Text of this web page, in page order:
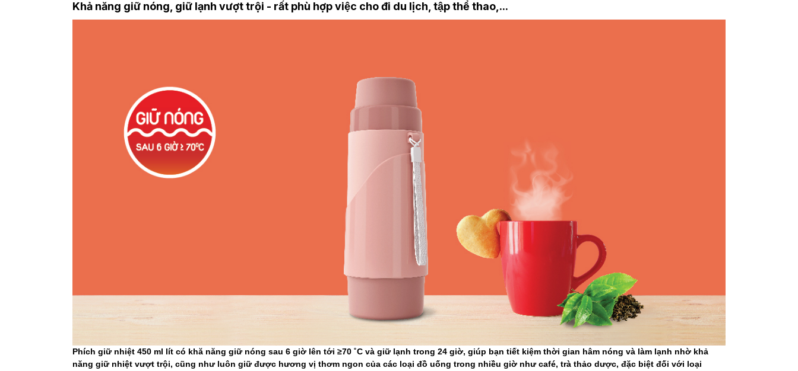
Khả năng giữ nóng, giữ lạnh vượt trội - rất phù hợp việc cho đi du lịch, tập thể thao,...
Phích giữ nhiệt 450 ml lít có khă năng giữ nóng sau 6 giờ lên tới ≥70 ˚C và giữ lạnh trong 24 giờ, giúp bạn tiết kiệm thời gian hâm nóng và làm lạnh nhờ khả
năng giữ nhiệt vượt trội, cũng như luôn giữ được hương vị thơm ngon của các loại đồ uống trong nhiều giờ như café, trà thảo dược, đặc biệt đối với loại